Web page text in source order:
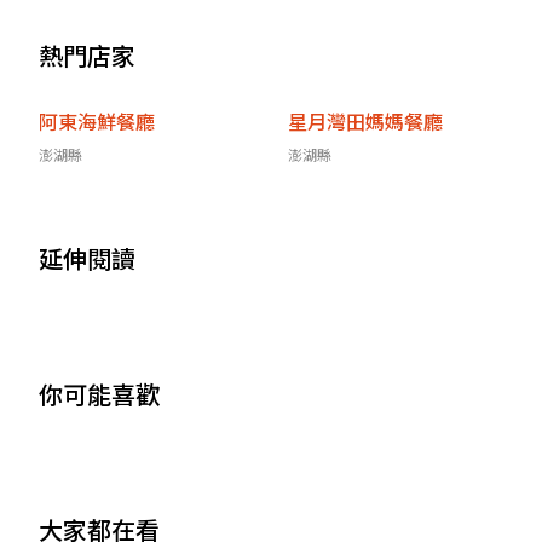
熱門店家
阿東海鮮餐廳
澎湖縣
星月灣田媽媽餐廳
澎湖縣
延伸閱讀
你可能喜歡
大家都在看